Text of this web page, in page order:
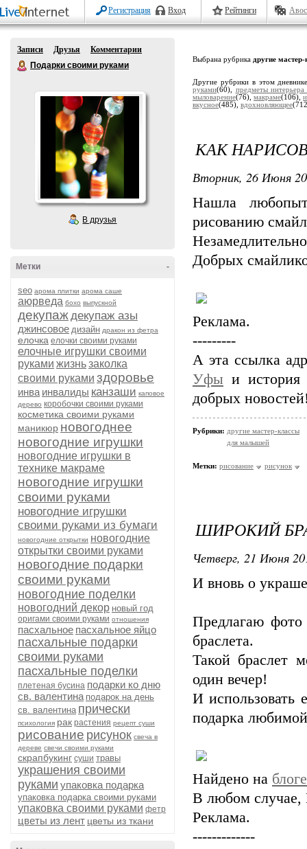
Регистрация Вход Рейтинги
Записи Друзья
Комментарии
Подарки своими руками
В друзья
-
Метки
seo арома плитки арома саше
аюрведа бохо выпускной
декупаждекупаж азы
джинсовое дизайн дракон из фетра
елочка елочки своими руками
елочные игрушки своими
руками жизньзаколка
своими руками здоровье
инва инвалиды канзаши каповое
дерево коробочки своими руками
косметика своими руками
маникюр новогоднее
новогодние игрушки
новогодние игрушки в
технике макраме
новогодние игрушки
своими руками
новогодние игрушки
своими руками из бумаги
новогодние открытки новогодние
открытки своими руками
новогодние подарки
своими руками
новогодние поделки
новогодний декор новый год
оригами своими руками отношения
пасхальное пасхальное яйцо
пасхальные подарки
своими руками
пасхальные поделки
плетеная бусина подарки ко дню
св. валентина подарок на день
св. валентина прически
психология рак растения рецепт суши
рисование рисунок свеча в
дереве свечи своими руками
скрапбукинг суши травы
украшения своими
руками упаковка подарка
упаковка подарка своими руками
упаковка своими руками фетр
цветы из лент цветы из ткани
Выбрана рубрика другие
Другие рубрики в этом
руками(60), предметы
мыловарение(76),макраме(106),
вкусное(485), вдохновляющее
КАК
Вторник, 26 Июня
Нашла
рисованию
Добрых
Реклама.
---------
А эта ссылка
Уфы и
добрых
Рубрики: другие мастер-классы
для малышей
Метки: рисование рисунок
ШИРОКИЙ
Четверг, 21 Июня
И вновь о
Предлагаю фото
браслета.
Такой браслет
один вечер!
И использовать
подарка
Найдено на
В любом случае,
Реклама.
-------------